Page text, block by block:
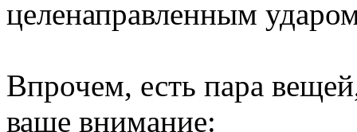
целенаправленным
Впрочем, есть пара
ваше внимание: